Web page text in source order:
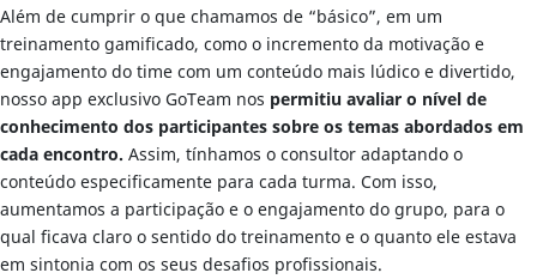
Além de cumprir o que chamamos de “básico”, em um
treinamento gamificado, como o incremento da motivação e
engajamento do time com um conteúdo mais lúdico e divertido,
nosso app exclusivo GoTeam nos permitiu avaliar o nível de
conhecimento dos participantes sobre os temas abordados em
cada encontro. Assim, tínhamos o consultor adaptando o
conteúdo especificamente para cada turma. Com isso,
aumentamos a participação e o engajamento do grupo, para o
qual ficava claro o sentido do treinamento e o quanto ele estava
em sintonia com os seus desafios profissionais.